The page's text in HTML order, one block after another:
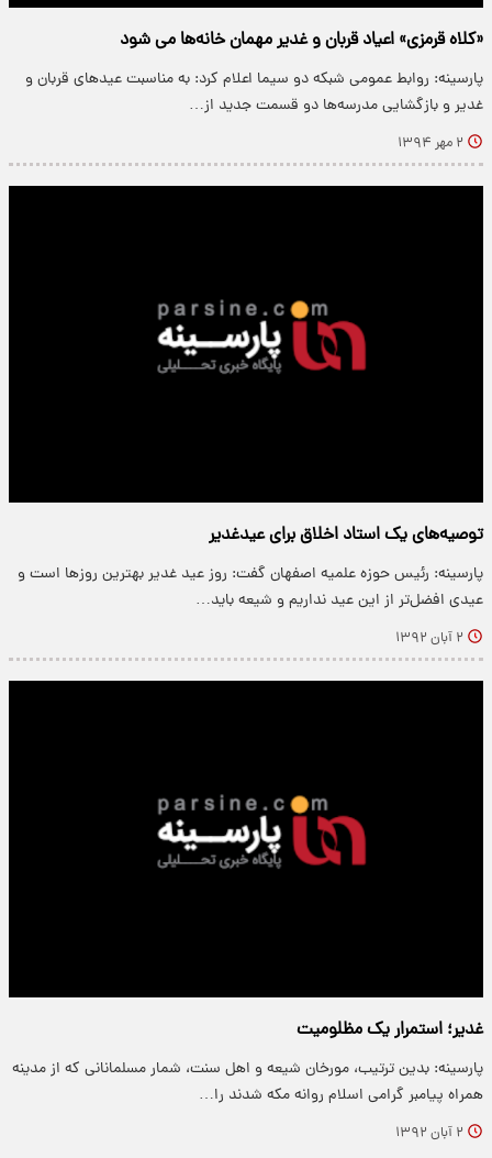
«کلاه قرمزی» اعیاد قربان و غدیر مهمان خانه‌ها می شود
پارسینه: روابط عمومی شبکه دو سیما اعلام کرد: به مناسبت عیدهای قربان و
غدیر و بازگشایی مدرسه‌ها دو قسمت جدید از…
۲ مهر ۱۳۹۴
توصیه‌های یک استاد اخلاق برای عیدغدیر
پارسینه: رئیس حوزه علمیه اصفهان گفت: روز عید غدیر بهترین روزها است و
عیدی افضل‌تر از این عید نداریم و شیعه باید…
۲ آبان ۱۳۹۲
غدیر؛ استمرار یک مظلومیت
پارسینه: بدین ترتیب، مورخان شیعه و اهل سنت، شمار مسلمانانی که از مدینه
همراه پیامبر گرامی اسلام روانه مکه شدند را…
۲ آبان ۱۳۹۲